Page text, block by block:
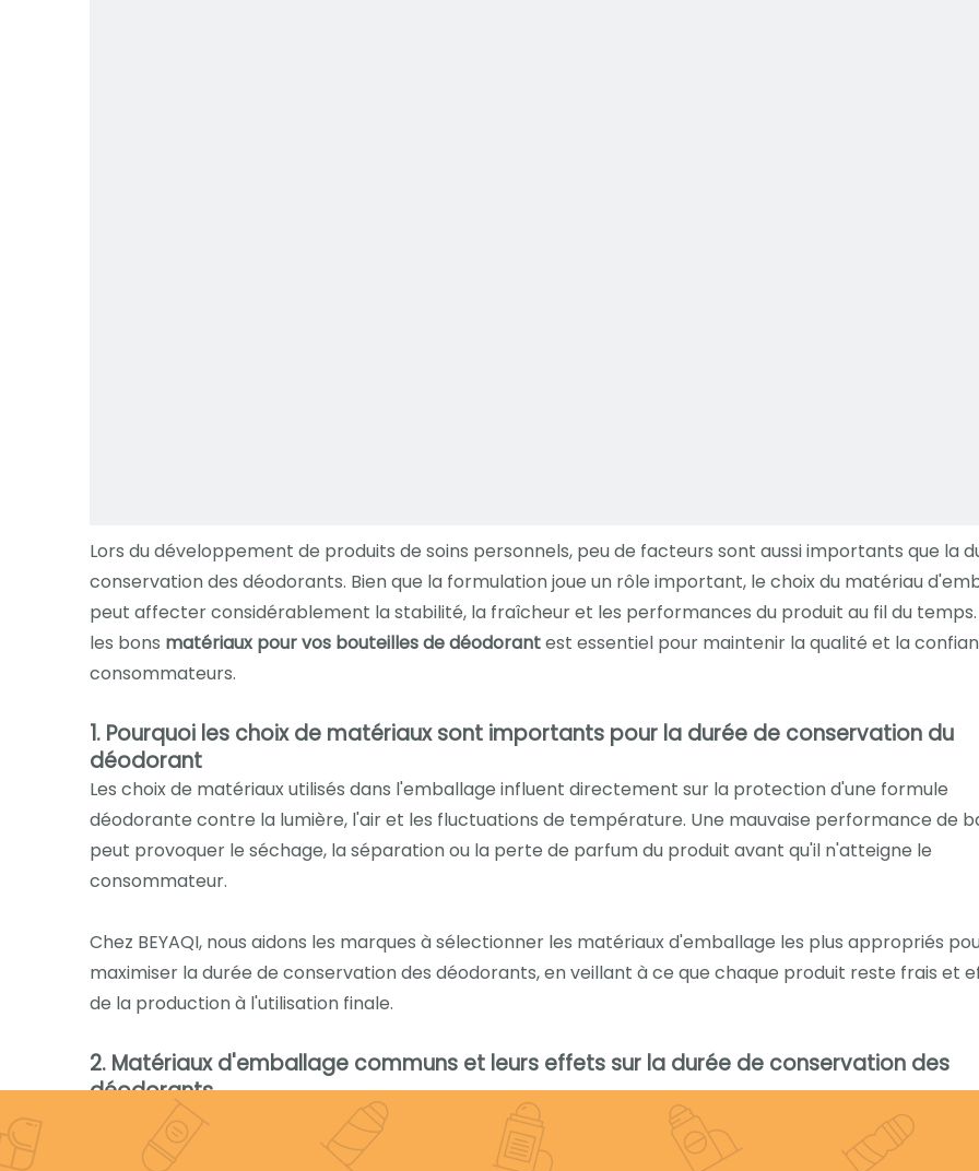
Lors du développement de produits de soins personnels, peu de facteurs sont aussi importants que la
conservation des déodorants. Bien que la formulation joue un rôle important, le choix du matériau
peut affecter considérablement la stabilité, la fraîcheur et les performances du produit au fil du temps.
les bons matériaux pour vos bouteilles de déodorantest essentiel pour maintenir la qualité et la
consommateurs.
1. Pourquoi les choix de matériaux sont importants pour la durée de conservation du
déodorant
Les choix de matériaux utilisés dans l'emballage influent directement sur la protection d'une formule
déodorante contre la lumière, l'air et les fluctuations de température. Une mauvaise performance de
peut provoquer le séchage, la séparation ou la perte de parfum du produit avant qu'il n'atteigne le
consommateur.
Chez BEYAQI, nous aidons les marques à sélectionner les matériaux d'emballage les plus appropriés
maximiser la durée de conservation des déodorants, en veillant à ce que chaque produit reste frais et
de la production à l'utilisation finale.
2. Matériaux d'emballage communs et leurs effets sur la durée de conservation des
déodorants
Chaque option de matériau offre des avantages uniques qui peuvent prolonger ou réduire la durée de
conservation du déodorant. Comprendre ces différences est essentiel pour faire des choix matériels